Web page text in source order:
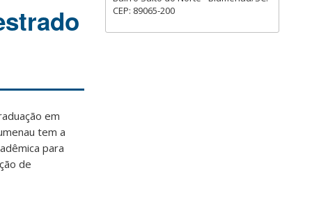
em
tem a
para
de
CEP: 89065-200